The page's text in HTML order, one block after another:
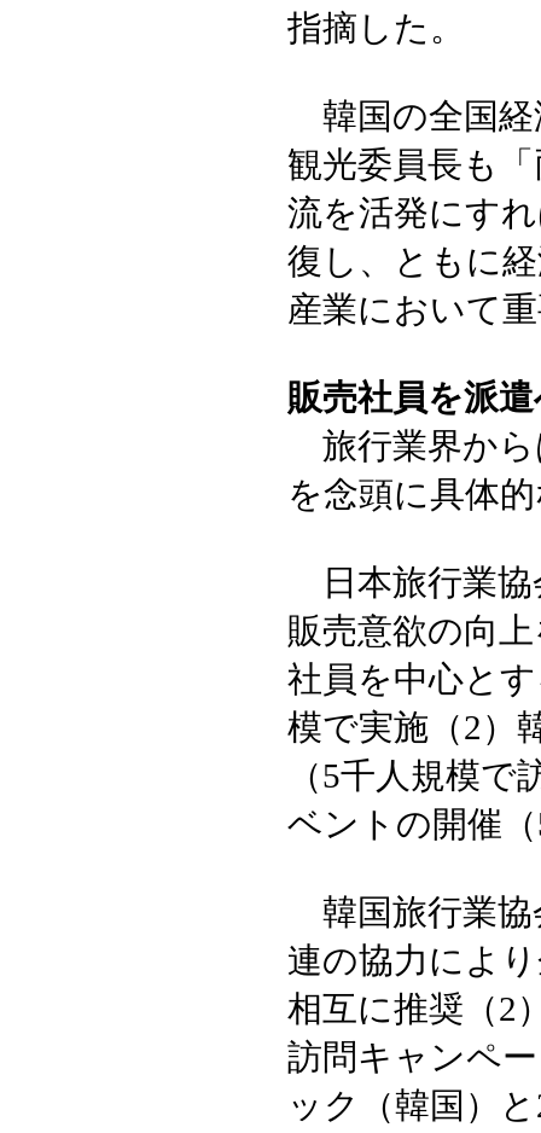
指摘した。
韓国の全国経
観光委員長も
流を活発にす
復し、ともに
産業において
販売社員を派
旅行業界から
を念頭に具体
日本旅行業協
販売意欲の向
社員を中心と
模で実施（2）
（5千人規模
ベントの開催
韓国旅行業協
連の協力によ
相互に推奨（2
訪問キャンペ
ック（韓国）